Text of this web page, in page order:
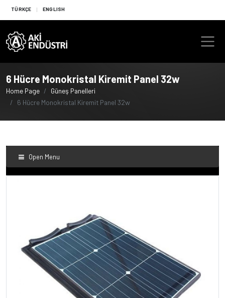
TÜRKÇE ENGLISH
6 Hücre Monokristal Kiremit Panel 32w
Home Page
Güneş Panelleri
6 Hücre Monokristal Kiremit Panel 32w
Open Menu